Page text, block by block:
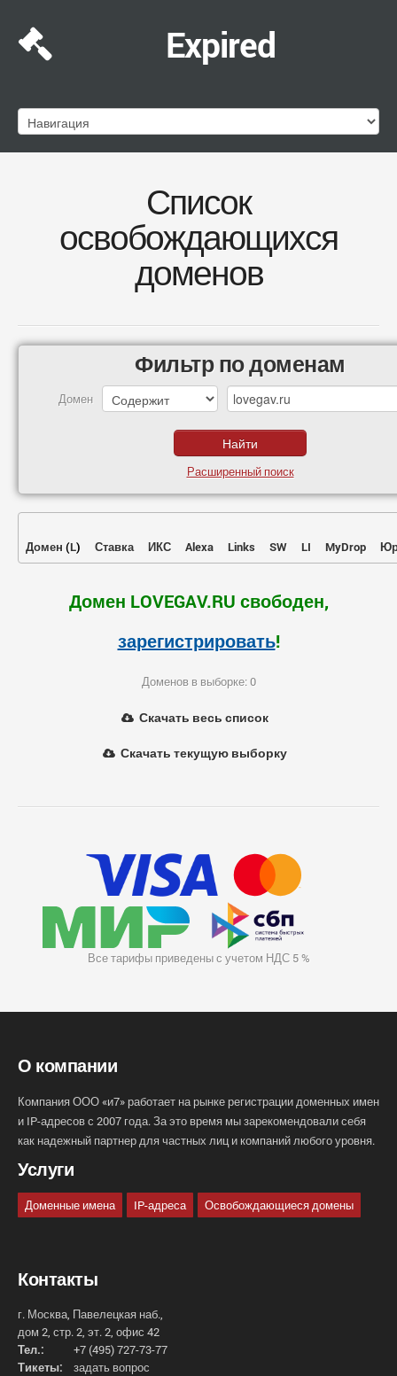
Expired
Список
освобождающихся
доменов
Фильтр по доменам
Домен
Расширенный поиск
Домен (L) Ставка ИКС Alexa Links SW LI MyDrop
Домен LOVEGAV.RU свободен,
зарегистрировать!
Доменов в выборке: 0
Скачать весь список
Скачать текущую выборку
Все тарифы приведены с учетом НДС 5 %
О компании
Компания ООО «и7» работает на рынке регистрации доменных имен
и IP-адресов с 2007 года. За это время мы зарекомендовали себя
как надежный партнер для частных лиц и компаний любого уровня.
Услуги
Доменные имена IP-адреса Освобождающиеся домены
Контакты
г. Москва, Павелецкая наб.,
дом 2, стр. 2, эт. 2, офис 42
Тел.:
+7 (495) 727-73-77
Тикеты:
задать вопрос